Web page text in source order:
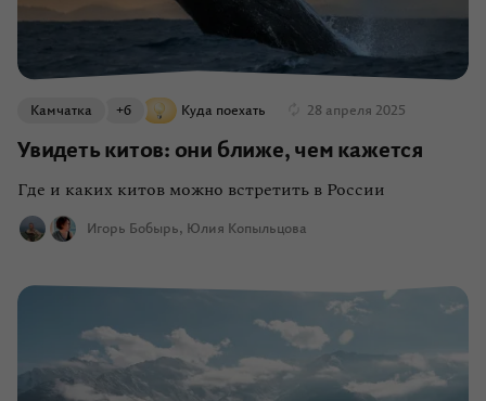
Куда поехать
+6
Камчатка 28 апреля 2025
Увидеть китов: они ближе, чем кажется
Где и каких китов можно встретить в России
Игорь Бобырь Юлия Копыльцова